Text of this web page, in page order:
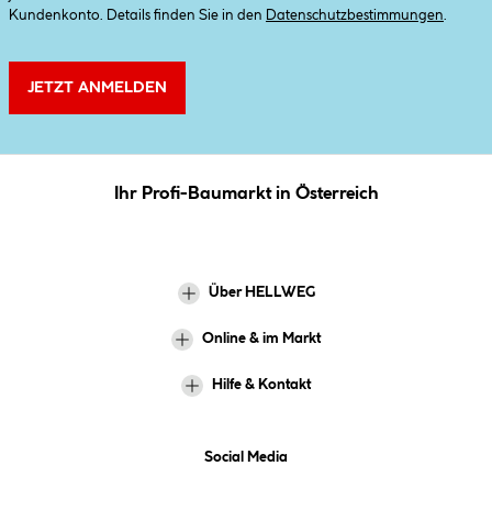
Kundenkonto. Details finden Sie in den
Datenschutzbestimmungen
JETZT ANMELDEN
Ihr Profi-Baumarkt in Österreich
Über HELLWEG
Online & im Markt
Hilfe & Kontakt
Social Media